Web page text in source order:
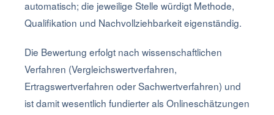
automatisch; die jeweilige Stelle würdigt Methode,
Qualifikation und Nachvollziehbarkeit eigenständig.
Die Bewertung erfolgt nach wissenschaftlichen
Verfahren (Vergleichswertverfahren,
Ertragswertverfahren oder Sachwertverfahren) und
ist damit wesentlich fundierter als Onlineschätzungen